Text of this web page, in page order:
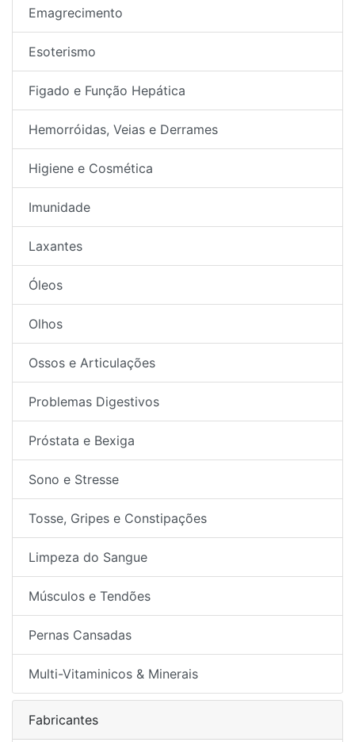
Emagrecimento
Esoterismo
Figado e Função Hepática
Hemorróidas, Veias e Derrames
Higiene e Cosmética
Imunidade
Laxantes
Óleos
Olhos
Ossos e Articulações
Problemas Digestivos
Próstata e Bexiga
Sono e Stresse
Tosse, Gripes e Constipações
Limpeza do Sangue
Músculos e Tendões
Pernas Cansadas
Multi-Vitaminicos & Minerais
Fabricantes